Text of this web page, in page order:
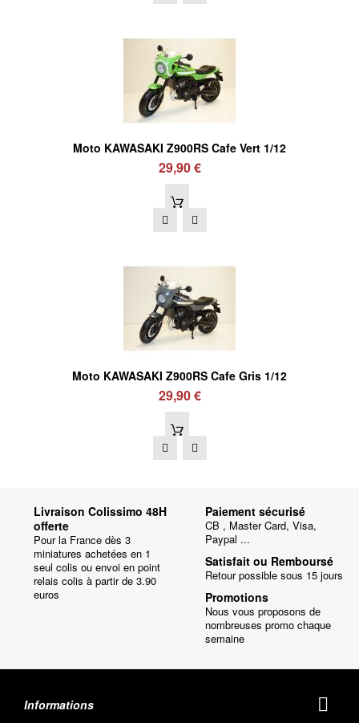
Moto KAWASAKI Z900RS Cafe Vert 1/12
29,90 €
Moto KAWASAKI Z900RS Cafe Gris 1/12
29,90 €
Livraison Colissimo 48H
offerte
Pour la France dès 3
miniatures achetées en 1
seul colis ou envoi en point
relais colis à partir de 3.90
euros
Paiement sécurisé
CB , Master Card, Visa,
Paypal ...
Satisfait ou Remboursé
Retour possible sous 15 jours
Promotions
Nous vous proposons de
nombreuses promo chaque
semaine
Informations